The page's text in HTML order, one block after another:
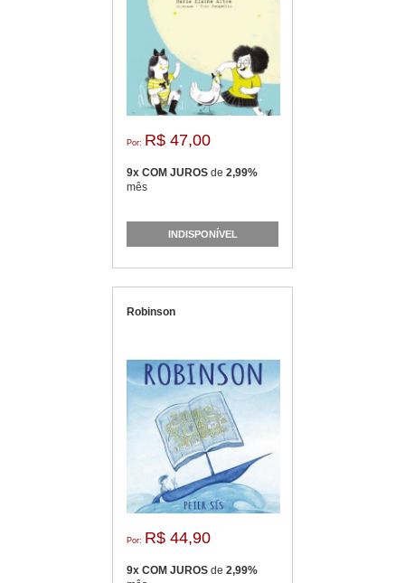
Por: R$ 47,00
9x COM JUROS de 2,99%
mês
INDISPONÍVEL
Robinson
Por: R$ 44,90
9x COM JUROS de 2,99%